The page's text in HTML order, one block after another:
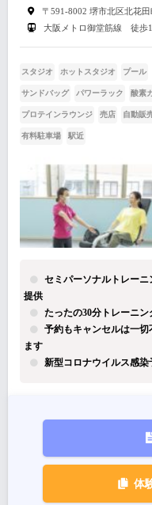
〒591-8002 堺市北区北花
大阪メトロ御堂筋線 徒歩
スタジオ ホットスタジオ プール
サンドバッグ パワーラック 酸素
プロテインラウンジ 売店 自動販
有料駐車場 駅近
セミパーソナルトレー
提供
たったの30分トレーニ
予約もキャンセルは一
ます
新型コロナウイルス感染
体